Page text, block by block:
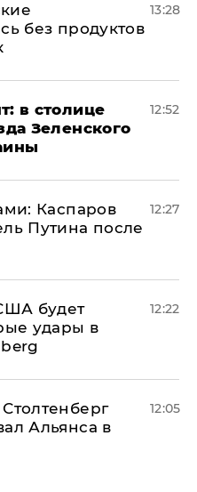
без продуктов
13:28
в столице
Зеленского
12:52
Каспаров
Путина после
12:27
будет
удары в
12:22
Альянса в
12:05